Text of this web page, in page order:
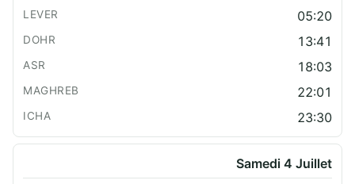
05:20
13:41
18:03
22:01
23:30
Samedi 4 Juillet